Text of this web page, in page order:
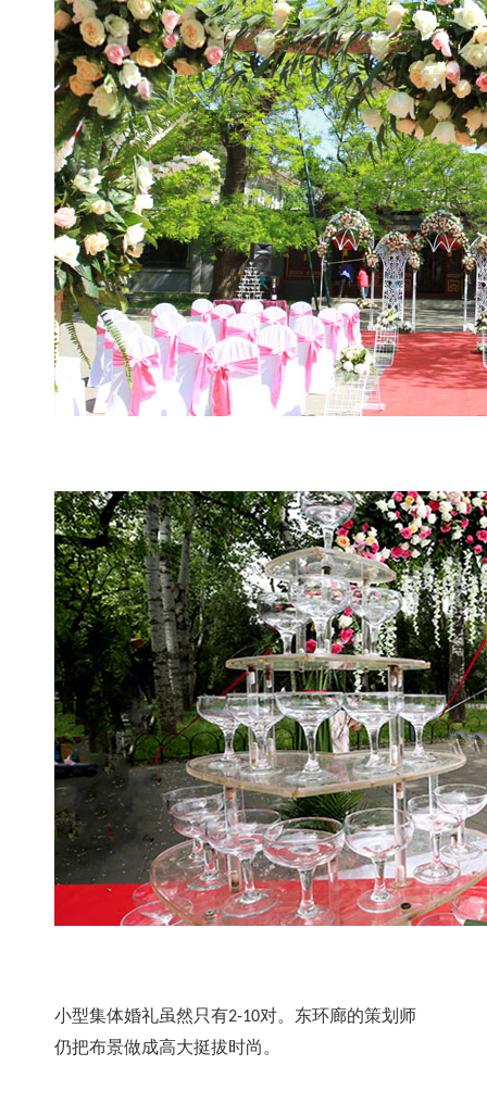
小型集体婚礼虽然只有2-10对。东环廊的策划师
仍把布景做成高大挺拔时尚。